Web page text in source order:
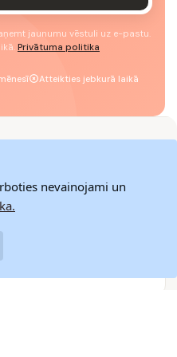
jaunumu vēstuli uz e-pastu.
Privātuma politika
Atteikties jebkurā laikā
darba dienu laikā
ar naudas atgriešanas
nevainojami un